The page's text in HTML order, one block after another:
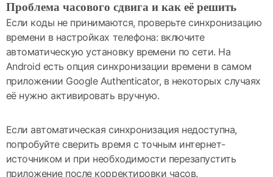
Проблема часового сдвига и как её решить
Если коды не принимаются, проверьте синхронизацию
времени в настройках телефона: включите
автоматическую установку времени по сети. На
Android есть опция синхронизации времени в самом
приложении Google Authenticator, в некоторых случаях
её нужно активировать вручную.
Если автоматическая синхронизация недоступна,
попробуйте сверить время с точным интернет-
источником и при необходимости перезапустить
приложение после корректировки часов.